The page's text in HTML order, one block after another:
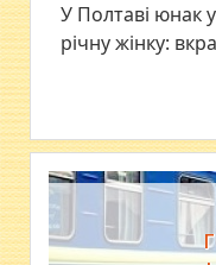
У Полтаві юнак
річну жінку: